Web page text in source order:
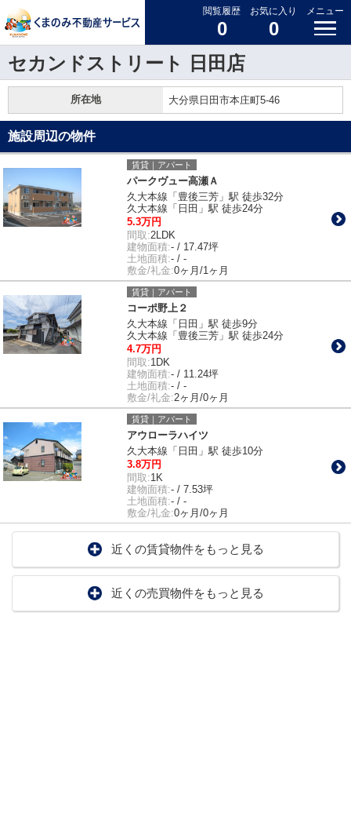
閲覧履歴
0
お気に入り
0
メニュー
セカンドストリート 日田店
所在地 大分県日田市本庄町5-46
施設周辺の物件
賃貸｜アパート
パークヴュー高瀬Ａ
久大本線「豊後三芳」駅 徒歩32分
久大本線「日田」駅 徒歩24分
5.3万円
間取:2LDK
建物面積:- / 17.47坪
土地面積:- / -
敷金/礼金:0ヶ月/1ヶ月
賃貸｜アパート
コーポ野上２
久大本線「日田」駅 徒歩9分
久大本線「豊後三芳」駅 徒歩24分
4.7万円
間取:1DK
建物面積:- / 11.24坪
土地面積:- / -
敷金/礼金:2ヶ月/0ヶ月
賃貸｜アパート
アウローラハイツ
久大本線「日田」駅 徒歩10分
3.8万円
間取:1K
建物面積:- / 7.53坪
土地面積:- / -
敷金/礼金:0ヶ月/0ヶ月
近くの賃貸物件をもっと見る
近くの売買物件をもっと見る